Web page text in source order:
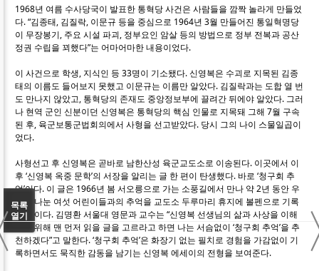
1968년 여름 수사당국이 발표한 통혁당 사건은 사람들을 깜짝 놀라게 만들었
다. “김종태, 김질락, 이문규 등을 중심으로 1964년 3월 만들어진 통일혁명당
이 무장봉기, 주요 시설 파괴, 정부요인 암살 등의 방법으로 정부 전복과 공산
정권 수립을 꾀했다”는 어마어마한 내용이었다.
이 사건으로 학생, 지식인 등 33명이 기소됐다. 신영복은 수괴로 지목된 김종
태의 이름도 들어보지 못했고 이문규는 이름만 알았다. 김질락과는 도합 열 번
도 만나지 않았고, 통혁당의 존재도 중앙정보부에 끌려간 뒤에야 알았다. 그러
나 현역 군인 신분이던 신영복은 통혁당의 핵심 인물로 지목돼 그해 7월 구속
된 후, 육군보통군법회의에서 사형을 선고받았다. 당시 그의 나이 스물일곱이
었다.
사형선고 후 신영복은 곧바로 남한산성 육군교도소로 이송된다. 이곳에서 이
후 ‘신영복 옥중 문학’의 서장을 알리는 글 한 편이 탄생했다. 바로 ‘청구회 추
억’이다. 이 글은 1966년 봄 서오릉으로 가는 소풍길에서 만나 약 2년 동안 우
정을 나눈 여섯 어린이들과의 추억을 교도소 두루마리 휴지에 볼펜으로 기록
한 것이다. 김명환 서울대 영문과 교수는 “신영복 선생님의 삶과 사상을 이해
하기 위해 맨 먼저 읽을 글을 고르라고 하면 나는 서슴없이 ‘청구회 추억’을 추
천하겠다”고 말한다. ‘청구회 추억’은 화장기 없는 필치로 경험을 가감없이 기
록하면서도 묵직한 감동을 남기는 신영복 에세이의 전형을 보여준다.
목록
열기